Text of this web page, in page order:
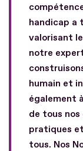
handicap a
valorisant
notre
humain et
également
de tous
pratiques
tous. Nos